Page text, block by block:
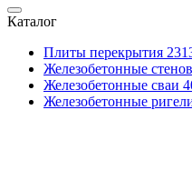
Каталог
Плиты перекрытия
Железобетонные
Железобетонные сваи
Железобетонные